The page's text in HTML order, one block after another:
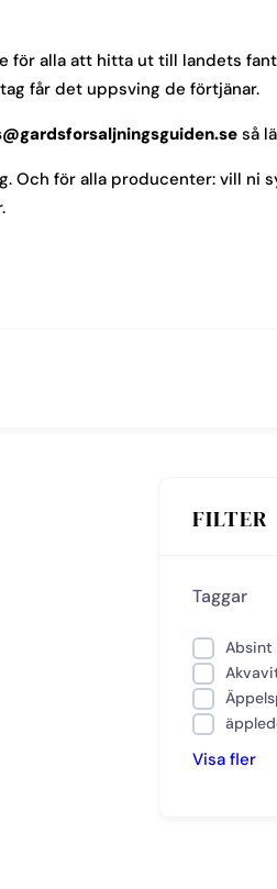
för alla att hitta ut till landets
får det uppsving de förtjänar.
så
Och för alla producenter: vill ni
FILTER
Taggar
Absint
Visa fler